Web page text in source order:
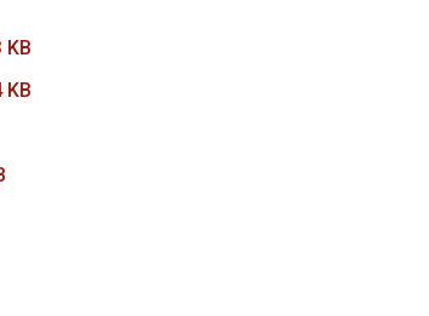
KB
KB